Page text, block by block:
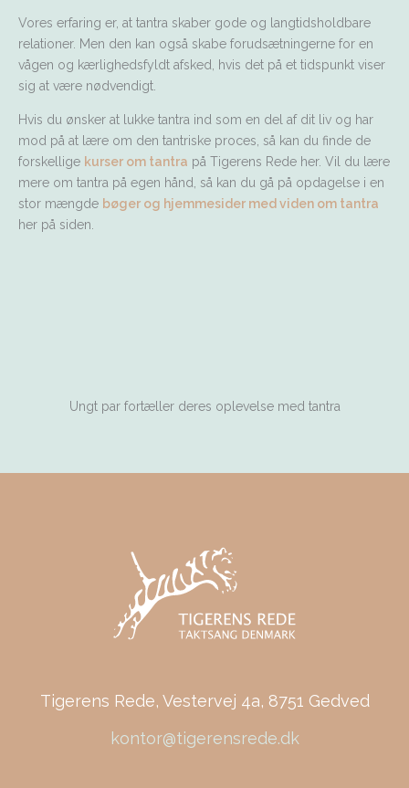
Vores erfaring er, at tantra skaber gode og langtidsholdbare
relationer. Men den kan også skabe forudsætningerne for en
vågen og kærlighedsfyldt afsked, hvis det på et tidspunkt viser
sig at være nødvendigt.
Hvis du ønsker at lukke tantra ind som en del af dit liv og har
mod på at lære om den tantriske proces, så kan du finde de
forskellige kurser om tantra på Tigerens Rede her. Vil du lære
mere om tantra på egen hånd, så kan du gå på opdagelse i en
stor mængde bøger og hjemmesider med viden om tantra
her på siden.
Ungt par fortæller deres oplevelse med tantra
Tigerens Rede, Vestervej 4a, 8751 Gedved
kontor@tigerensrede.dk